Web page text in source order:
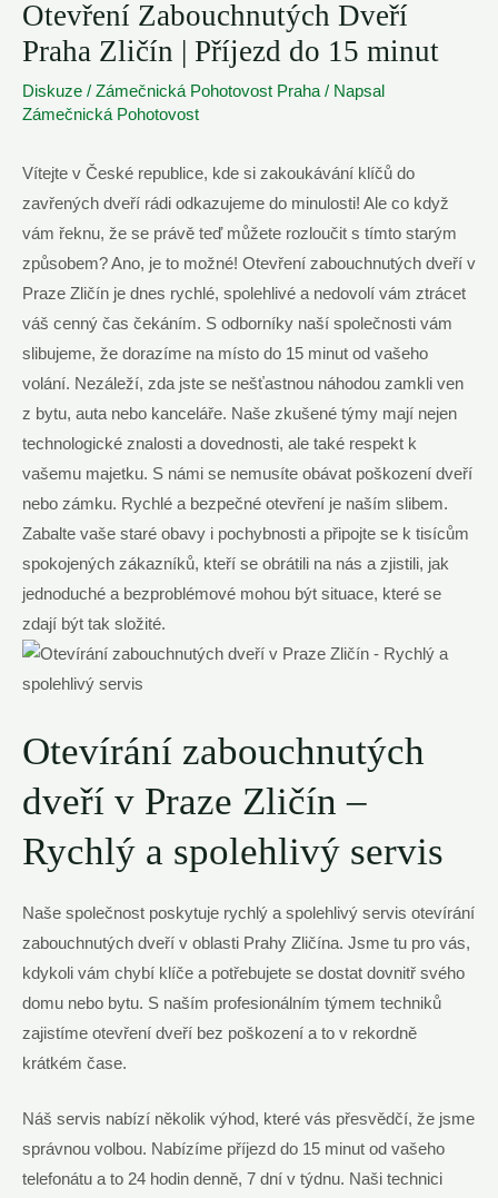
Otevření Zabouchnutých Dveří
Praha Zličín | Příjezd do 15 minut
Diskuze / Zámečnická Pohotovost Praha / Napsal
Zámečnická Pohotovost
Vítejte v České republice, kde si zakoukávání klíčů do
zavřených dveří rádi odkazujeme do minulosti! Ale co když
vám řeknu, že se právě teď můžete rozloučit s tímto starým
způsobem? Ano, je to možné! Otevření zabouchnutých dveří v
Praze Zličín je dnes rychlé, spolehlivé a nedovolí vám ztrácet
váš cenný čas čekáním. S odborníky naší společnosti vám
slibujeme, že dorazíme na místo do 15 minut od vašeho
volání. Nezáleží, zda jste se nešťastnou náhodou zamkli ven
z bytu, auta nebo kanceláře. Naše zkušené týmy mají nejen
technologické znalosti a dovednosti, ale také respekt k
vašemu majetku. S námi se nemusíte obávat poškození dveří
nebo zámku. Rychlé a bezpečné otevření je naším slibem.
Zabalte vaše staré obavy i pochybnosti a připojte se k tisícům
spokojených zákazníků, kteří se obrátili na nás a zjistili, jak
jednoduché a bezproblémové mohou být situace, které se
zdají být tak složité.
Otevírání zabouchnutých
dveří v Praze Zličín –
Rychlý a spolehlivý servis
Naše společnost poskytuje rychlý a spolehlivý servis otevírání
zabouchnutých dveří v oblasti Prahy Zličína. Jsme tu pro vás,
kdykoli vám chybí klíče a potřebujete se dostat dovnitř svého
domu nebo bytu. S naším profesionálním týmem techniků
zajistíme otevření dveří bez poškození a to v rekordně
krátkém čase.
Náš servis nabízí několik výhod, které vás přesvědčí, že jsme
správnou volbou. Nabízíme příjezd do 15 minut od vašeho
telefonátu a to 24 hodin denně, 7 dní v týdnu. Naši technici